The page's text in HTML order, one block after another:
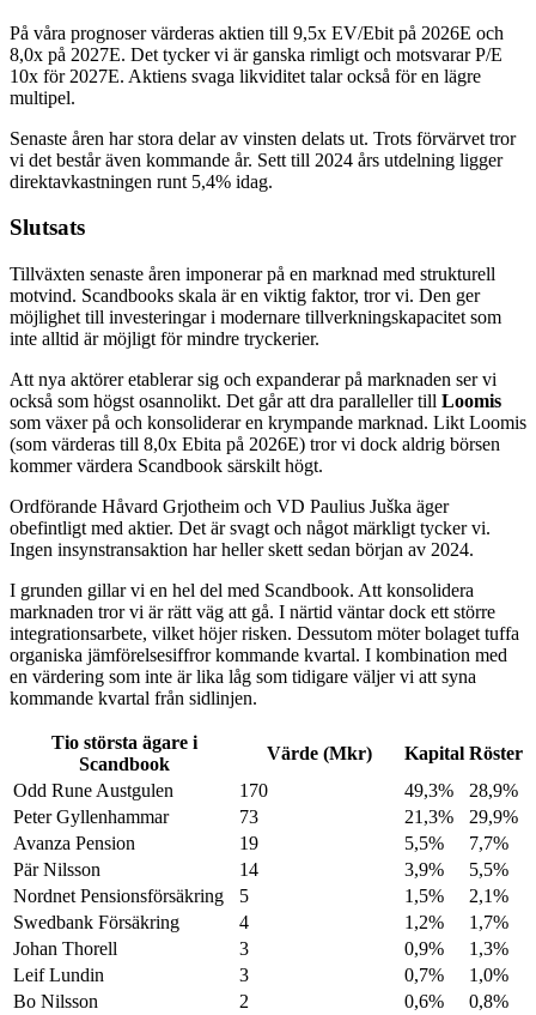
På våra prognoser värderas aktien till 9,5x EV/Ebit på 2026E och
8,0x på 2027E. Det tycker vi är ganska rimligt och motsvarar P/E
10x för 2027E. Aktiens svaga likviditet talar också för en lägre
multipel.
Senaste åren har stora delar av vinsten delats ut. Trots förvärvet tror
vi det består även kommande år. Sett till 2024 års utdelning ligger
direktavkastningen runt 5,4% idag.
Slutsats
Tillväxten senaste åren imponerar på en marknad med strukturell
motvind. Scandbooks skala är en viktig faktor, tror vi. Den ger
möjlighet till investeringar i modernare tillverkningskapacitet som
inte alltid är möjligt för mindre tryckerier.
Att nya aktörer etablerar sig och expanderar på marknaden ser vi
också som högst osannolikt. Det går att dra paralleller till Loomis
som växer på och konsoliderar en krympande marknad. Likt Loomis
(som värderas till 8,0x Ebita på 2026E) tror vi dock aldrig börsen
kommer värdera Scandbook särskilt högt.
Ordförande Håvard Grjotheim och VD Paulius Juška äger
obefintligt med aktier. Det är svagt och något märkligt tycker vi.
Ingen insynstransaktion har heller skett sedan början av 2024.
I grunden gillar vi en hel del med Scandbook. Att konsolidera
marknaden tror vi är rätt väg att gå. I närtid väntar dock ett större
integrationsarbete, vilket höjer risken. Dessutom möter bolaget tuffa
organiska jämförelsesiffror kommande kvartal. I kombination med
en värdering som inte är lika låg som tidigare väljer vi att syna
kommande kvartal från sidlinjen.
Tio största ägare i
Scandbook
Värde (Mkr) Kapital Röster
Odd Rune Austgulen
170 49,3%
28,9%
Peter Gyllenhammar
73 21,3%
29,9%
Avanza Pension
19 5,5%
7,7%
Pär Nilsson
14 3,9%
5,5%
Nordnet Pensionsförsäkring
5 1,5%
2,1%
Swedbank Försäkring
4 1,2%
1,7%
Johan Thorell
3 0,9%
1,3%
Leif Lundin
3 0,7%
1,0%
Bo Nilsson
2 0,6%
0,8%